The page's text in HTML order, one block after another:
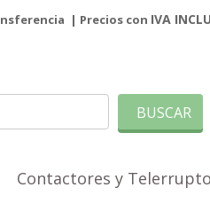
| Precios con IVA
BUSCAR
Contactores y